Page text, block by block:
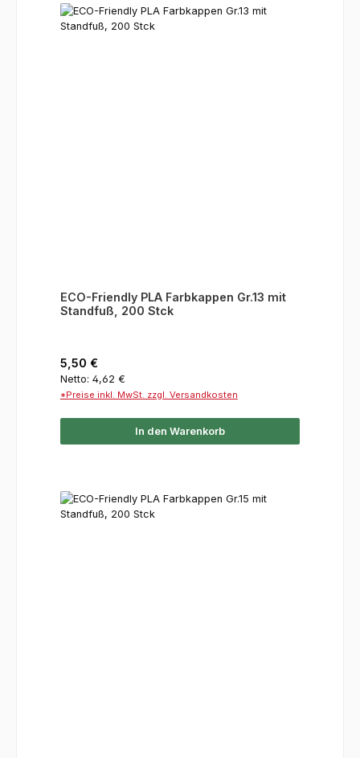
ECO-Friendly PLA Farbkappen Gr.13 mit
Standfuß, 200 Stck
Regulärer Preis:
5,50 €
Netto: 4,62 €
*Preise inkl. MwSt. zzgl. Versandkosten
In den Warenkorb